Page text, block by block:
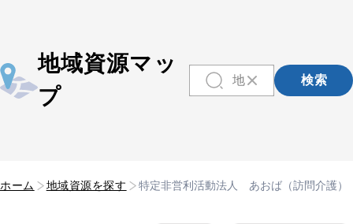
地域資源マッ
プ
検索
ホーム 地域資源を探す 特定非営利活動法人 あおば（訪問介護）